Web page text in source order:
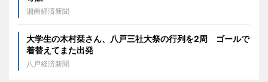
湘南経済新聞
大学生の木村栞さん、八戸三社大祭の行列を2周 ゴールで
着替えてまた出発
八戸経済新聞